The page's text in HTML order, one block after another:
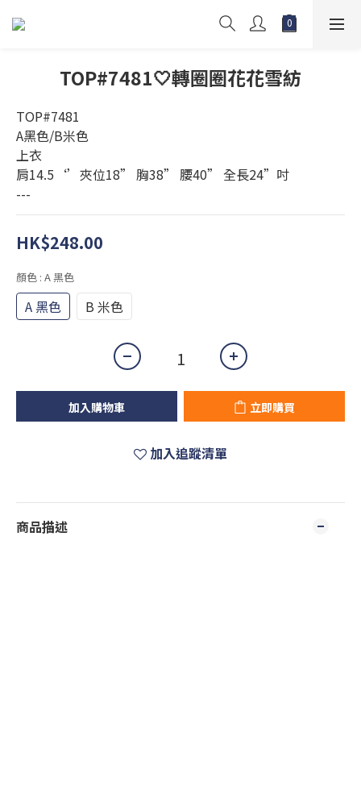
TOP#7481🤍轉圈圈花花雪紡
TOP#7481
A黑色/B米色
上衣
肩14.5‘’夾位18” 胸38” 腰40” 全長24”吋
---
HK$248.00
顏色 : A 黑色
A 黑色 B 米色
加入購物車 立即購買
加入追蹤清單
商品描述